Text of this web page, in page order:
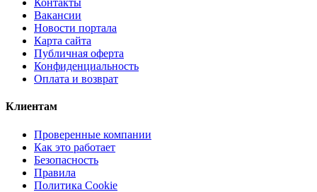
Контакты
Вакансии
Новости портала
Карта сайта
Публичная оферта
Конфиденциальность
Оплата и возврат
Клиентам
Проверенные компании
Как это работает
Безопасность
Правила
Политика Cookie